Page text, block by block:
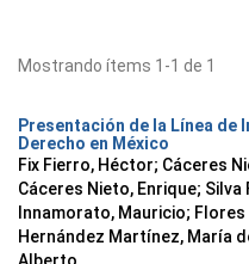
Mostrando ítems 1-1 de 1
Presentación de la Línea de
Derecho en México
Fix Fierro, Héctor; Cáceres
Cáceres Nieto, Enrique; Silva
Innamorato, Mauricio; Flores
Hernández Martínez, María